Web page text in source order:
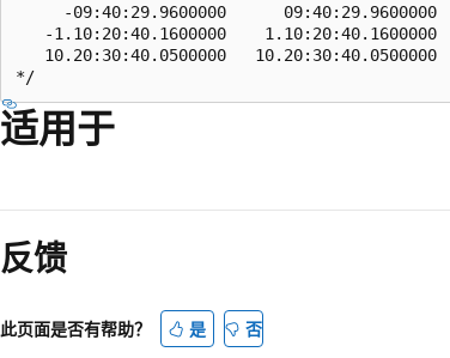
-09:40:29.9600000      09:40:29.9600000
-1.10:20:40.1600000    1.10:20:40.1600000
10.20:30:40.0500000   10.20:30:40.0500000
适用于
反馈
此页面是否有帮助？ 是 否